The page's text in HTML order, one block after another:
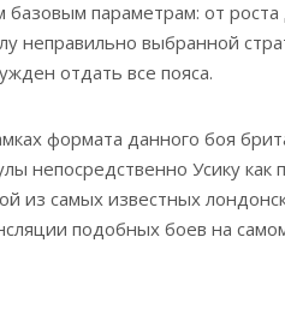
базовым параметрам: от
неправильно выбранной
отдать все пояса.
формата данного боя
непосредственно Усику
из самых известных
подобных боев на